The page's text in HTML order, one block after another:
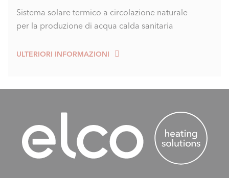
Sistema solare termico a circolazione naturale
per la produzione di acqua calda sanitaria
ULTERIORI INFORMAZIONI